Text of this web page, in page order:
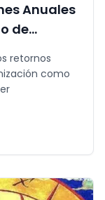
Anuales
de
retornos
como